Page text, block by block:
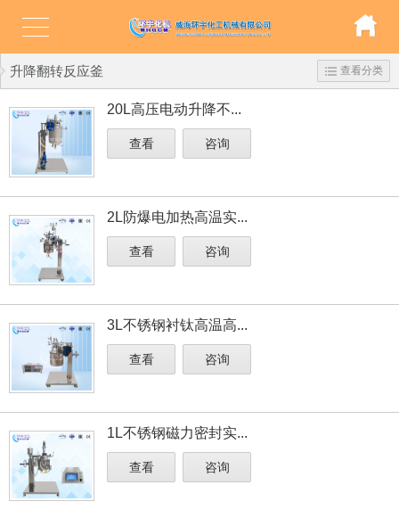
升降翻转反应釜 查看分类
20L高压电动升降不...
查看 咨询
2L防爆电加热高温实...
查看 咨询
3L不锈钢衬钛高温高...
查看 咨询
1L不锈钢磁力密封实...
查看 咨询